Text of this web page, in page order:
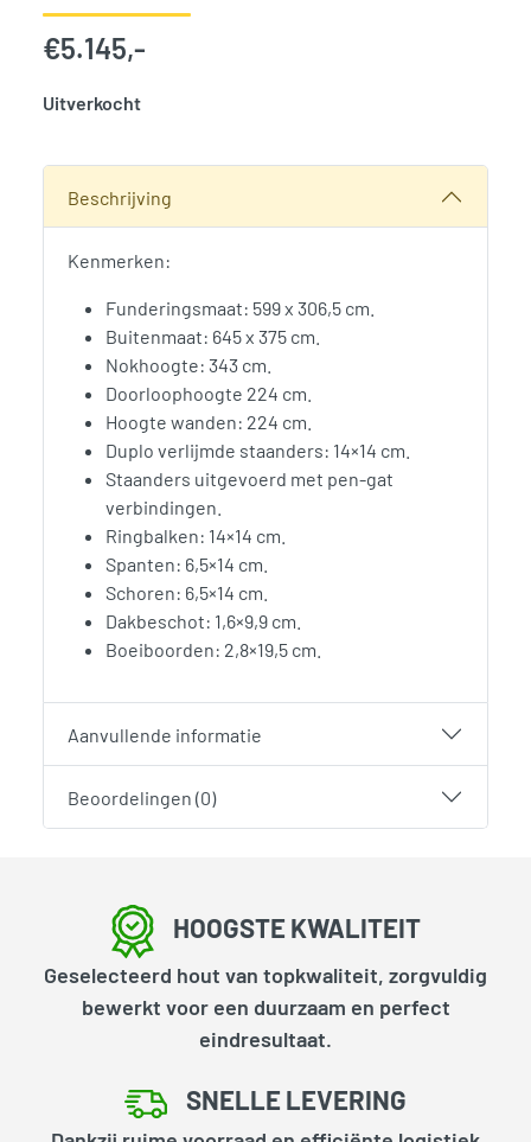
€5.145,-
Uitverkocht
Beschrijving
Kenmerken:
Funderingsmaat: 599 x 306,5 cm.
Buitenmaat: 645 x 375 cm.
Nokhoogte: 343 cm.
Doorloophoogte 224 cm.
Hoogte wanden: 224 cm.
Duplo verlijmde staanders: 14×14 cm.
Staanders uitgevoerd met pen-gat
verbindingen.
Ringbalken: 14×14 cm.
Spanten: 6,5×14 cm.
Schoren: 6,5×14 cm.
Dakbeschot: 1,6×9,9 cm.
Boeiboorden: 2,8×19,5 cm.
Aanvullende informatie
Beoordelingen (0)
HOOGSTE KWALITEIT
Geselecteerd hout van topkwaliteit, zorgvuldig
bewerkt voor een duurzaam en perfect
eindresultaat.
SNELLE LEVERING